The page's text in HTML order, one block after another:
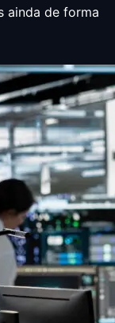
ainda de forma